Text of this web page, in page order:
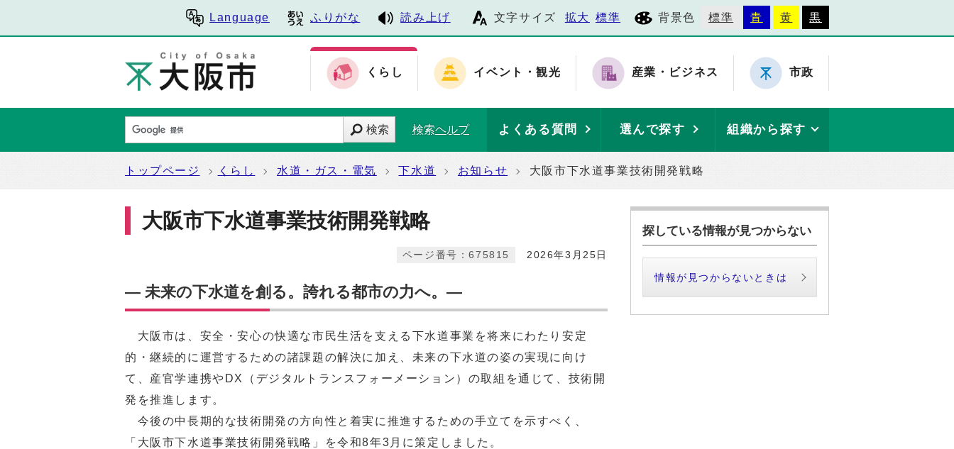
Language ふりがな 読み上げ 文字サイズ 拡大 標準 背景色 標準 青 黄 黒
くらし イベント・観光 産業・ビジネス 市政
検索 検索ヘルプ よくある質問 選んで探す 組織から探す
トップページ くらし 水道・ガス・電気 下水道 お知らせ 大阪市下水道事業技術開発戦略
大阪市下水道事業技術開発戦略
2026年3月25日
ページ番号：675815
― 未来の下水道を創る。誇れる都市の力へ。―
大阪市は、安全・安心の快適な市民生活を支える下水道事業を将来にわたり安定
的・継続的に運営するための諸課題の解決に加え、未来の下水道の姿の実現に向け
て、産官学連携やDX（デジタルトランスフォーメーション）の取組を通じて、技術開
発を推進します。
今後の中長期的な技術開発の方向性と着実に推進するための手立てを示すべく、
「大阪市下水道事業技術開発戦略」を令和8年3月に策定しました。
探している情報が見つからない
情報が見つからないときは